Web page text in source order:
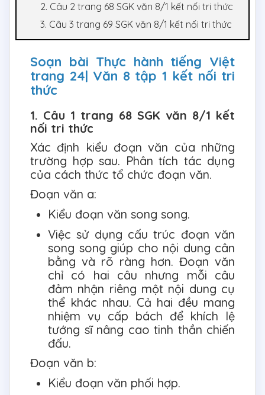
2. Câu 2 trang 68 SGK văn 8/1 kết nối tri thức
3. Câu 3 trang 69 SGK văn 8/1 kết nối tri thức
Soạn bài Thực hành tiếng Việt
trang 24| Văn 8 tập 1 kết nối tri
thức
1. Câu 1 trang 68 SGK văn 8/1 kết
nối tri thức
Xác định kiểu đoạn văn của những
trường hợp sau. Phân tích tác dụng
của cách thức tổ chức đoạn văn.
Đoạn văn a:
Kiểu đoạn văn song song.
Việc sử dụng cấu trúc đoạn văn
song song giúp cho nội dung cân
bằng và rõ ràng hơn. Đoạn văn
chỉ có hai câu nhưng mỗi câu
đảm nhận riêng một nội dung cụ
thể khác nhau. Cả hai đều mang
nhiệm vụ cấp bách để khích lệ
tướng sĩ nâng cao tinh thần chiến
đấu.
Đoạn văn b:
Kiểu đoạn văn phối hợp.